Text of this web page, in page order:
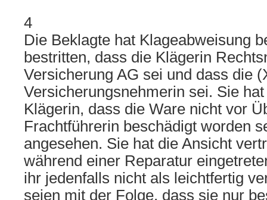
4
Die Beklagte hat Klageabweisung
bestritten, dass die Klägerin
Versicherung AG sei und dass die
Versicherungsnehmerin sei. Sie
Klägerin, dass die Ware nicht vor
Frachtführerin beschädigt worden
angesehen. Sie hat die Ansicht
während einer Reparatur
ihr jedenfalls nicht als leichtfertig
seien mit der Folge, dass sie nur